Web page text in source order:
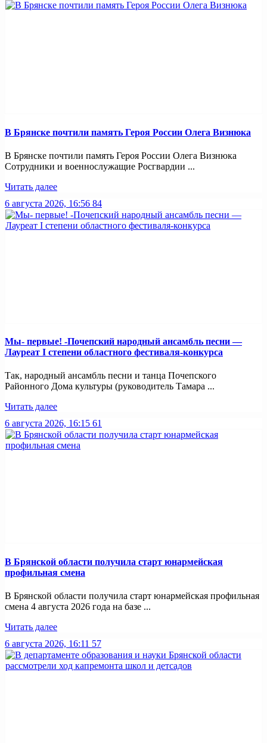
В Брянске почтили память Героя России Олега Визнюка
В Брянске почтили память Героя России Олега Визнюка
Сотрудники и военнослужащие Росгвардии ...
Читать далее
6 августа 2026, 16:56 84
Мы- первые! -Почепский народный ансамбль песни —
Лауреат I степени областного фестиваля-конкурса
Так, народный ансамбль песни и танца Почепского
Районного Дома культуры (руководитель Тамара ...
Читать далее
6 августа 2026, 16:15 61
В Брянской области получила старт юнармейская
профильная смена
В Брянской области получила старт юнармейская профильная
смена 4 августа 2026 года на базе ...
Читать далее
6 августа 2026, 16:11 57